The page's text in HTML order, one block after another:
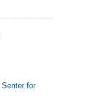
Senter for